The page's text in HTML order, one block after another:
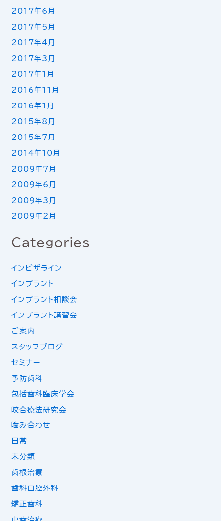
2017年6月
2017年5月
2017年4月
2017年3月
2017年1月
2016年11月
2016年1月
2015年8月
2015年7月
2014年10月
2009年7月
2009年6月
2009年3月
2009年2月
Categories
インビザライン
インプラント
インプラント相談会
インプラント講習会
ご案内
スタッフブログ
セミナー
予防歯科
包括歯科臨床学会
咬合療法研究会
噛み合わせ
日常
未分類
歯根治療
歯科口腔外科
矯正歯科